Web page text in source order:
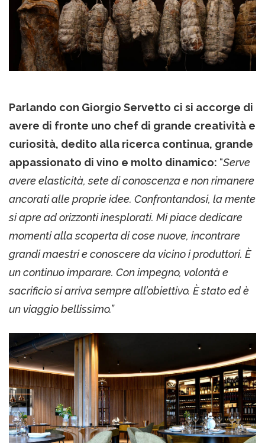
Parlando con Giorgio Servetto ci si accorge di
avere di fronte uno chef di grande creatività e
curiosità, dedito alla ricerca continua, grande
appassionato di vino e molto dinamico: “Serve
avere elasticità, sete di conoscenza e non rimanere
ancorati alle proprie idee. Confrontandosi, la mente
si apre ad orizzonti inesplorati. Mi piace dedicare
momenti alla scoperta di cose nuove, incontrare
grandi maestri e conoscere da vicino i produttori. È
un continuo imparare. Con impegno, volontà e
sacrificio si arriva sempre all’obiettivo. È stato ed è
un viaggio bellissimo.”